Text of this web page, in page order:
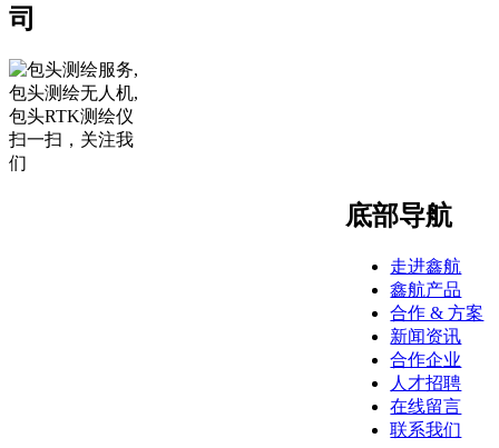
司
扫一扫，关注我
们
底部导航
走进鑫航
鑫航产品
合作 & 方案
新闻资讯
合作企业
人才招聘
在线留言
联系我们